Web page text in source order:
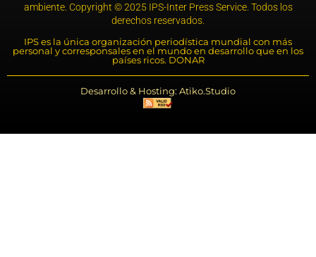
ambiente. Copyright © 2025 IPS-Inter Press Service. Todos los
derechos reservados.
IPS es la única organización periodística mundial con más
personal y corresponsales en el mundo en desarrollo que en los
países ricos. DONAR
Desarrollo & Hosting: Atiko.Studio